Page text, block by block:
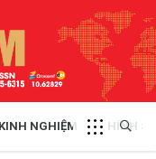
NGHIỆM CHÍNH